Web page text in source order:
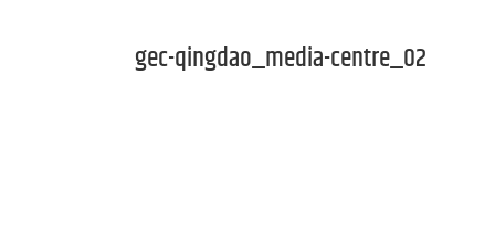
gec-qingdao_media-centre_02